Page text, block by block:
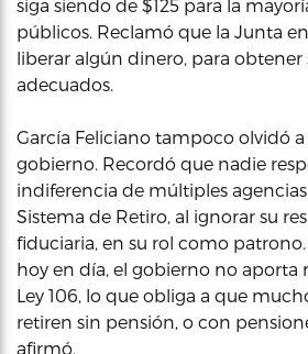
siga siendo de $125 para la
públicos. Reclamó que la Junta
liberar algún dinero, para obtener
adecuados.
García Feliciano tampoco olvidó
gobierno. Recordó que nadie
indiferencia de múltiples
Sistema de Retiro, al ignorar su
fiduciaria, en su rol como patrono.
hoy en día, el gobierno no aporta
Ley 106, lo que obliga a que
retiren sin pensión, o con
afirmó.